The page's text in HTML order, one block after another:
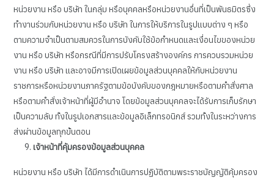
หน่วยงาน หรือ บริษัท ในกลุ่ม หรือบุคคลหรือหน่วยงานอื่นที่เป็นพันธมิตรซึ่ง
ทำงานร่วมกับหน่วยงาน หรือ บริษัท ในการให้บริการในรูปแบบต่าง ๆ หรือ
ตามความจำเป็นตามสมควรในการบังคับใช้ข้อกำหนดและเงื่อนไขของหน่วย
งาน หรือ บริษัท หรือกรณีที่มีการปรับโครงสร้างองค์กร การควบรวมหน่วย
งาน หรือ บริษัท และอาจมีการเปิดเผยข้อมูลส่วนบุคคลให้กับหน่วยงาน
ราชการหรือหน่วยงานภาครัฐตามข้อบังคับของกฎหมายหรือตามคำสั่งศาล
หรือตามคำสั่งเจ้าหน้าที่ผู้มีอำนาจ โดยข้อมูลส่วนบุคคลจะได้รับการเก็บรักษา
เป็นความลับ ทั้งในรูปเอกสารและข้อมูลอิเล็กทรอนิกส์ รวมทั้งในระหว่างการ
ส่งผ่านข้อมูลทุกขั้นตอน
เจ้าหน้าที่คุ้มครองข้อมูลส่วนบุคคล
หน่วยงาน หรือ บริษัท ได้มีการดำเนินการปฏิบัติตามพระราชบัญญัติคุ้มครอง